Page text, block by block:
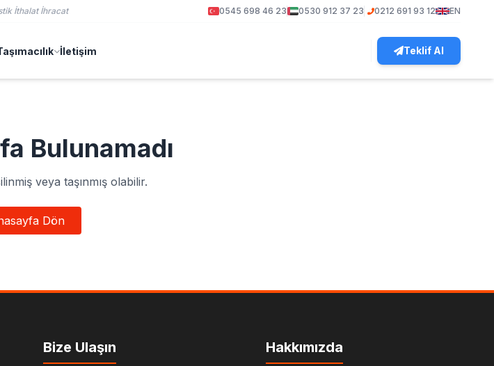
İthalat İhracat 0545 698 46 23 0530 912 37 23 0212 691 93 12 EN
İletişim Teklif Al
Bulunamadı
veya taşınmış olabilir.
Dön
Bize Ulaşın Hakkımızda